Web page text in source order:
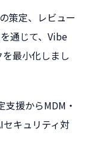
策定、レビュー
通じて、Vibe
最小化しまし
援からMDM・
キュリティ対